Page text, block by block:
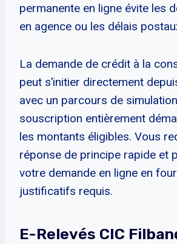
permanente en ligne évite les
en agence ou les délais
La demande de crédit à la
peut s’initier directement
avec un parcours de
souscription entièrement
les montants éligibles. Vous
réponse de principe rapide et
votre demande en ligne en
justificatifs requis.
E-Relevés CIC